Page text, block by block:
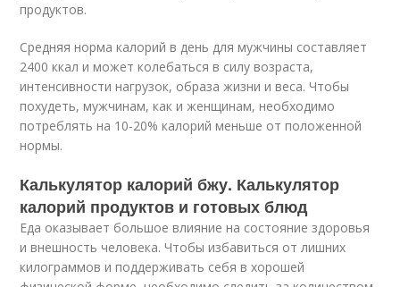
продуктов.
Средняя норма калорий в день для мужчины составляет
2400 ккал и может колебаться в силу возраста,
интенсивности нагрузок, образа жизни и веса. Чтобы
похудеть, мужчинам, как и женщинам, необходимо
потреблять на 10-20% калорий меньше от положенной
нормы.
Калькулятор калорий бжу. Калькулятор
калорий продуктов и готовых блюд
Еда оказывает большое влияние на состояние здоровья
и внешность человека. Чтобы избавиться от лишних
килограммов и поддерживать себя в хорошей